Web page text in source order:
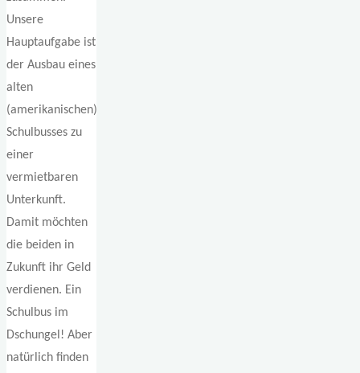
Unsere
Hauptaufgabe ist
der Ausbau eines
alten
(amerikanischen)
Schulbusses zu
einer
vermietbaren
Unterkunft.
Damit möchten
die beiden in
Zukunft ihr Geld
verdienen. Ein
Schulbus im
Dschungel! Aber
natürlich finden